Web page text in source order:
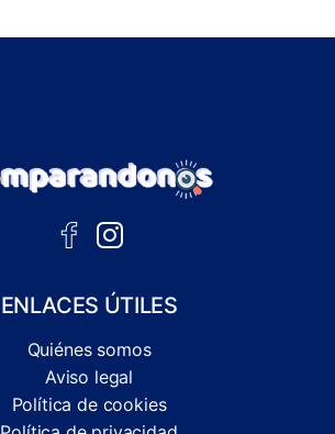
ENLACES ÚTILES
Quiénes somos
Aviso legal
Política de cookies